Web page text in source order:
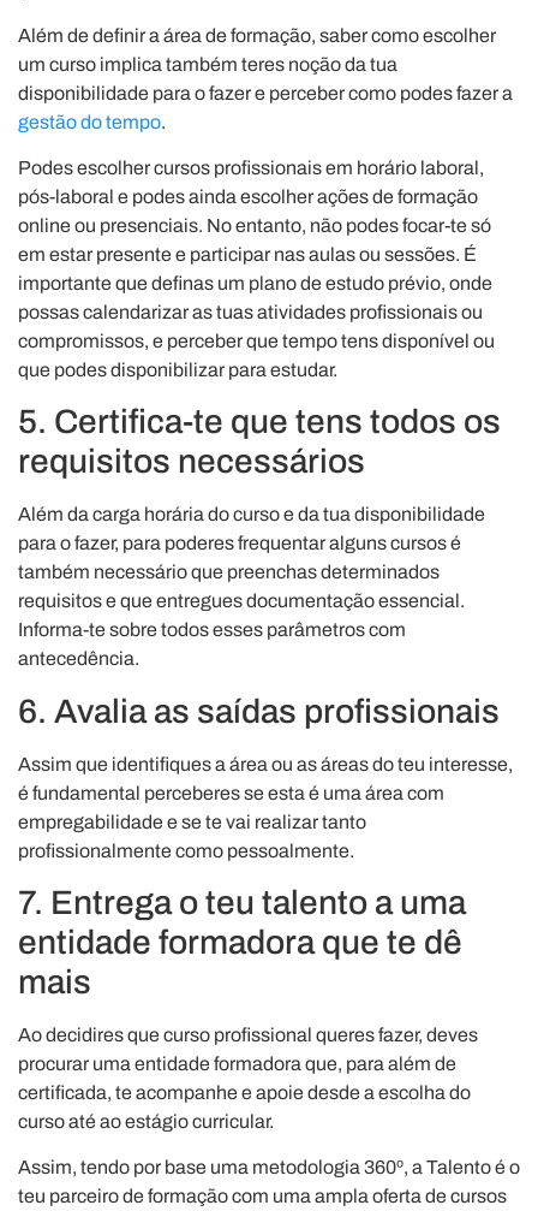
Além de definir a área de formação, saber como escolher
um curso implica também teres noção da tua
disponibilidade para o fazer e perceber como podes fazer a
gestão do tempo.
Podes escolher cursos profissionais em horário laboral,
pós-laboral e podes ainda escolher ações de formação
online ou presenciais. No entanto, não podes focar-te só
em estar presente e participar nas aulas ou sessões. É
importante que definas um plano de estudo prévio, onde
possas calendarizar as tuas atividades profissionais ou
compromissos, e perceber que tempo tens disponível ou
que podes disponibilizar para estudar.
5. Certifica-te que tens todos os
requisitos necessários
Além da carga horária do curso e da tua disponibilidade
para o fazer, para poderes frequentar alguns cursos é
também necessário que preenchas determinados
requisitos e que entregues documentação essencial.
Informa-te sobre todos esses parâmetros com
antecedência.
6. Avalia as saídas profissionais
Assim que identifiques a área ou as áreas do teu interesse,
é fundamental perceberes se esta é uma área com
empregabilidade e se te vai realizar tanto
profissionalmente como pessoalmente.
7. Entrega o teu talento a uma
entidade formadora que te dê
mais
Ao decidires que curso profissional queres fazer, deves
procurar uma entidade formadora que, para além de
certificada, te acompanhe e apoie desde a escolha do
curso até ao estágio curricular.
Assim, tendo por base uma metodologia 360º, a Talento é o
teu parceiro de formação com uma ampla oferta de cursos